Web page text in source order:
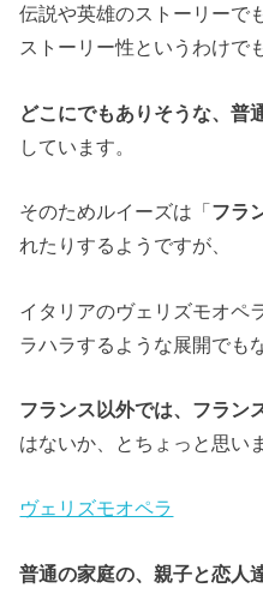
伝説や英雄のストーリーで
ストーリー性というわけで
どこにでもありそうな、普
しています。
そのためルイーズは「フラ
れたりするようですが、
イタリアのヴェリズモオペ
ラハラするような展開でも
フランス以外では、フラン
はないか、とちょっと思い
ヴェリズモオペラ
普通の家庭の、親子と恋人